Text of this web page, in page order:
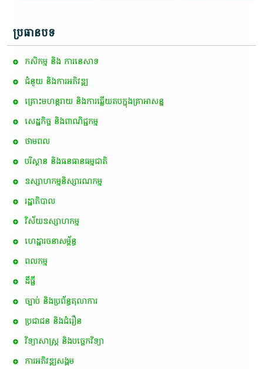
ប្រធានបទ
កសិកម្ម​ និង​ ការ​នេ​សាទ​
ជំនួយ និងការអភិវឌ្ឍ
គ្រោះមហន្តរាយ និងការឆ្លើយតបក្នុងគ្រាអាសន្ន
សេដ្ឋកិច្ច និងពាណិជ្ជកម្ម
ថាមពល
បរិស្ថាន និងធនធានធម្មជាតិ
ឧស្សាហកម្មនិស្សារណកម្ម
រដ្ឋាភិបាល
វិស័យឧស្សាហកម្ម
ហេដ្ឋារចនាសម្ព័ន្ធ
ពល​កម្ម
ដីធ្លី
ច្បាប់ និងប្រព័ន្ធតុលាការ
ប្រជាជន និងជំរឿន
វិទ្យាសាស្ត្រ និងបច្ចេកវិទ្យា
ការ​អភិវឌ្ឍ​សង្គម